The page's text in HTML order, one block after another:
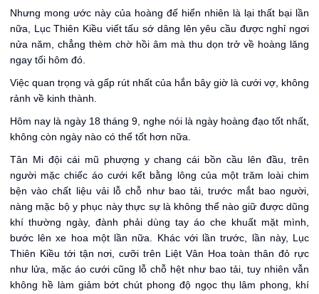
Nhưng mong ước này của hoàng đế hiển nhiên là lại thất bại lần
nữa, Lục Thiên Kiều viết tấu sớ dâng lên yêu cầu được nghỉ ngơi
nửa năm, chẳng thèm chờ hồi âm mà thu dọn trở về hoàng lăng
ngay tối hôm đó.
Việc quan trọng và gấp rút nhất của hắn bây giờ là cưới vợ, không
rảnh về kinh thành.
Hôm nay là ngày 18 tháng 9, nghe nói là ngày hoàng đạo tốt nhất,
không còn ngày nào có thể tốt hơn nữa.
Tân Mi đội cái mũ phượng y chang cái bồn cầu lên đầu, trên
người mặc chiếc áo cưới kết bằng lông của một trăm loài chim
bện vào chất liệu vải lỗ chỗ như bao tải, trước mắt bao người,
nàng mặc bộ y phục này thực sự là không thể nào giữ được dũng
khí thường ngày, đành phải dùng tay áo che khuất mặt mình,
bước lên xe hoa một lần nữa. Khác với lần trước, lần này, Lục
Thiên Kiều tới tận nơi, cưỡi trên Liệt Vân Hoa toàn thân đỏ rực
như lửa, mặc áo cưới cũng lỗ chỗ hệt như bao tải, tuy nhiên vẫn
không hề làm giảm bớt chút phong độ ngọc thụ lâm phong, khí